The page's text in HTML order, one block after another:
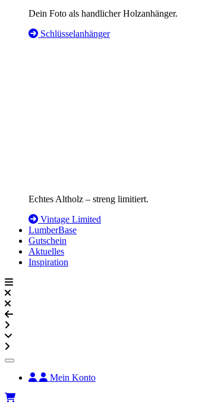
Dein Foto als handlicher Holzanhänger.
Schlüsselanhänger
Echtes Altholz – streng limitiert.
Vintage Limited
LumberBase
Gutschein
Aktuelles
Inspiration
Mein Konto